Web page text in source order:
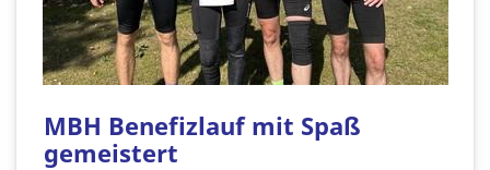
MBH Benefizlauf mit Spaß
gemeistert